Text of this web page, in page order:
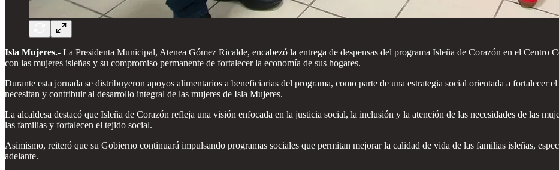
Isla Mujeres.- La Presidenta Municipal, Atenea Gómez Ricalde, encabezó la entrega de despensas del programa Isleña de Corazón en el Centro
con las mujeres isleñas y su compromiso permanente de fortalecer la economía de sus hogares.
Durante esta jornada se distribuyeron apoyos alimentarios a beneficiarias del programa, como parte de una estrategia social orientada a fortalecer
necesitan y contribuir al desarrollo integral de las mujeres de Isla Mujeres.
La alcaldesa destacó que Isleña de Corazón refleja una visión enfocada en la justicia social, la inclusión y la atención de las necesidades de las
las familias y fortalecen el tejido social.
Asimismo, reiteró que su Gobierno continuará impulsando programas sociales que permitan mejorar la calidad de vida de las familias isleñas,
adelante.